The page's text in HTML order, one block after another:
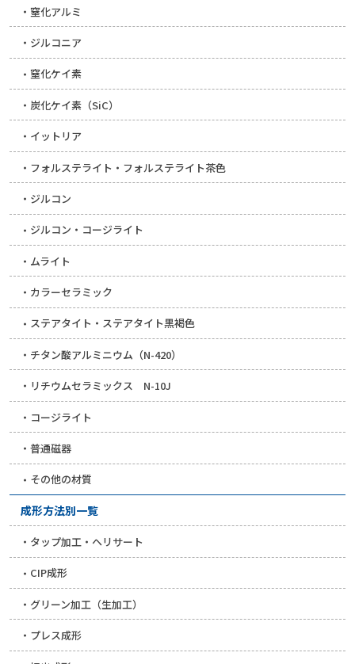
窒化アルミ
ジルコニア
窒化ケイ素
炭化ケイ素（SiC）
イットリア
フォルステライト・フォルステライト茶色
ジルコン
ジルコン・コージライト
ムライト
カラーセラミック
ステアタイト・ステアタイト黒褐色
チタン酸アルミニウム（N-420）
リチウムセラミックス N-10J
コージライト
普通磁器
その他の材質
成形方法別一覧
タップ加工・ヘリサート
CIP成形
グリーン加工（生加工）
プレス成形